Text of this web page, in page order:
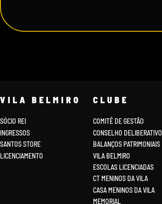
VILA BELMIRO
SÓCIO REI
INGRESSOS
SANTOS STORE
LICENCIAMENTO
CLUBE
COMITÊ DE GESTÃO
CONSELHO DELIBERATIVO
BALANÇOS PATRIMONIAIS
VILA BELMIRO
ESCOLAS LICENCIADAS
CT MENINOS DA VILA
CASA MENINOS DA VILA
MEMORIAL